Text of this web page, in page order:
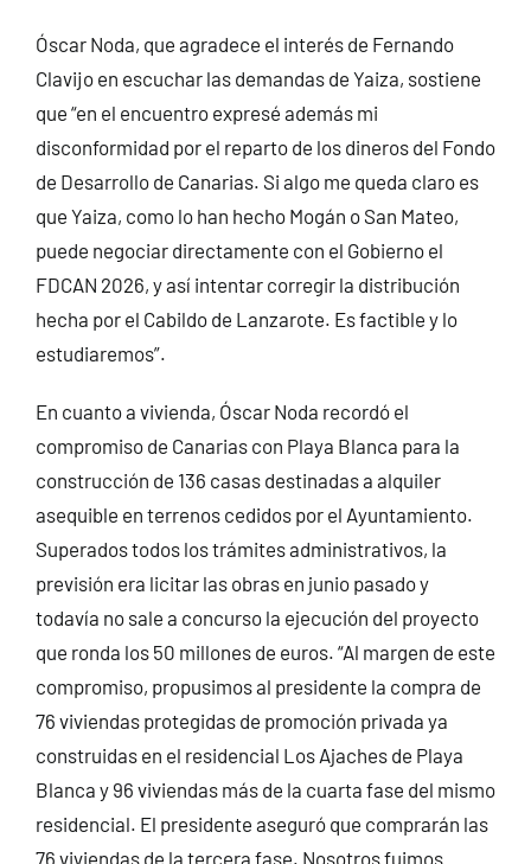
Óscar Noda, que agradece el interés de Fernando
Clavijo en escuchar las demandas de Yaiza, sostiene
que “en el encuentro expresé además mi
disconformidad por el reparto de los dineros del Fondo
de Desarrollo de Canarias. Si algo me queda claro es
que Yaiza, como lo han hecho Mogán o San Mateo,
puede negociar directamente con el Gobierno el
FDCAN 2026, y así intentar corregir la distribución
hecha por el Cabildo de Lanzarote. Es factible y lo
estudiaremos”.
En cuanto a vivienda, Óscar Noda recordó el
compromiso de Canarias con Playa Blanca para la
construcción de 136 casas destinadas a alquiler
asequible en terrenos cedidos por el Ayuntamiento.
Superados todos los trámites administrativos, la
previsión era licitar las obras en junio pasado y
todavía no sale a concurso la ejecución del proyecto
que ronda los 50 millones de euros. “Al margen de este
compromiso, propusimos al presidente la compra de
76 viviendas protegidas de promoción privada ya
construidas en el residencial Los Ajaches de Playa
Blanca y 96 viviendas más de la cuarta fase del mismo
residencial. El presidente aseguró que comprarán las
76 viviendas de la tercera fase. Nosotros fuimos